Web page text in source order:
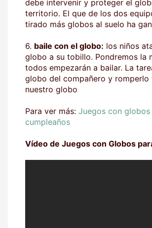
debe intervenir y proteger el
territorio. El que de los dos
tirado más globos al suelo ha
6. baile con el globo: los niños
globo a su tobillo. Pondremos la
todos empezarán a bailar. La
globo del compañero y
nuestro globo
Para ver más: Juegos con globos
cumpleaños
Vídeo de Juegos con Globos